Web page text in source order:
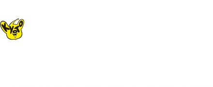
contenido